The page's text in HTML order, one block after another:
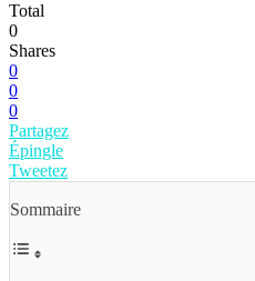
Total
0
Shares
0
0
0
Partagez
Épingle
Tweetez
Sommaire